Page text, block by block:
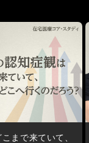
まで来ていて、